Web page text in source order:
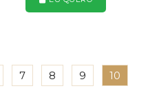
7 8 9 10